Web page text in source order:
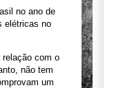
no ano de
elétricas no
com o
não tem
um